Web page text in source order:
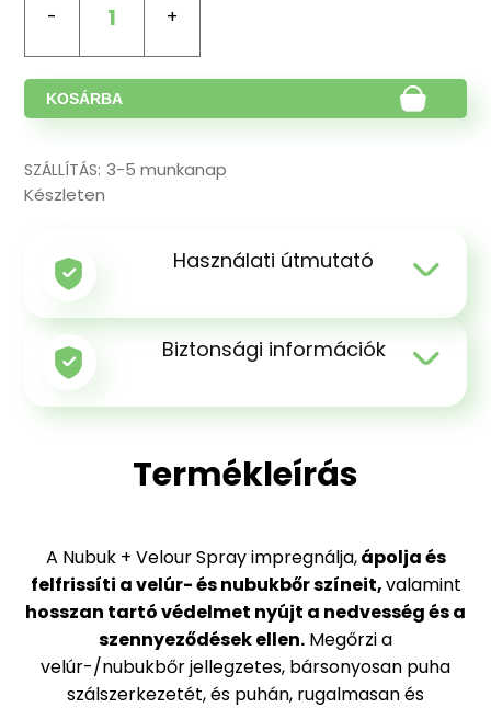
1
KOSÁRBA
SZÁLLÍTÁS: 3-5 munkanap
Készleten
Használati útmutató
Biztonsági információk
Termékleírás
A Nubuk + Velour Spray impregnálja,ápolja és
felfrissíti a velúr- és nubukbőr színeit,valamint
hosszan tartó védelmet nyújt a nedvesség és a
szennyeződések ellen. Megőrzi a
velúr-/nubukbőr jellegzetes, bársonyosan puha
szálszerkezetét, és puhán, rugalmasan és